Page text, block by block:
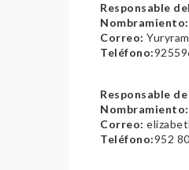
Responsable
Nombramiento:
Correo:
Teléfono:
Responsable
Nombramiento:
Correo:
Teléfono:952